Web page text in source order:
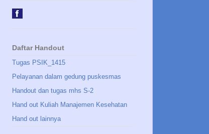
Daftar Handout
Tugas PSIK_1415
Pelayanan dalam gedung puskesmas
Handout dan tugas mhs S-2
Hand out Kuliah Manajemen Kesehatan
Hand out lainnya